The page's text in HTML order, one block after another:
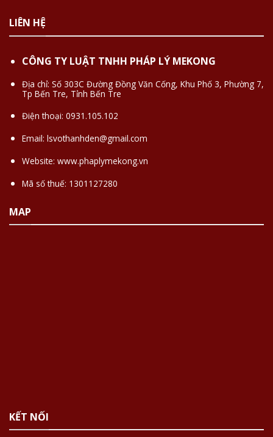
LIÊN HỆ
CÔNG TY LUẬT TNHH PHÁP LÝ MEKONG
Địa chỉ: Số 303C Đường Đồng Văn Cống, Khu Phố 3, Phường 7,
Tp Bến Tre, Tỉnh Bến Tre
Điện thoại: 0931.105.102
Email: lsvothanhden@gmail.com
Website: www.phaplymekong.vn
Mã số thuế: 1301127280
MAP
KẾT NỐI